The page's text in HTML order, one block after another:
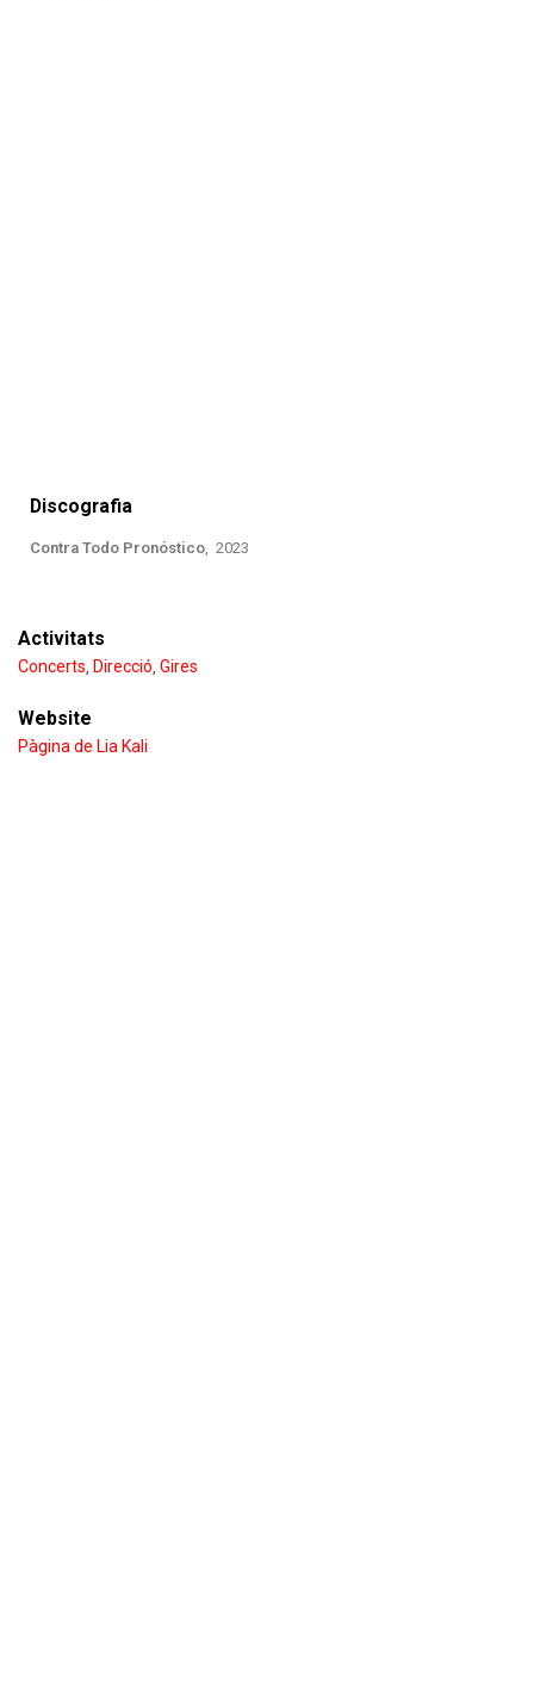
Discografia
Contra Todo Pronóstico, 2023
Activitats
Concerts Direcció Gires
Website
Pàgina de Lia Kali